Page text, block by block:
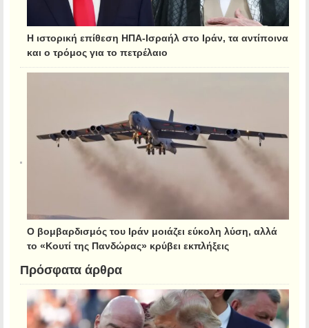
Η ιστορική επίθεση ΗΠΑ-Ισραήλ στο Ιράν, τα αντίποινα
και ο τρόμος για το πετρέλαιο
Ο βομβαρδισμός του Ιράν μοιάζει εύκολη λύση, αλλά
το «Κουτί της Πανδώρας» κρύβει εκπλήξεις
Πρόσφατα άρθρα